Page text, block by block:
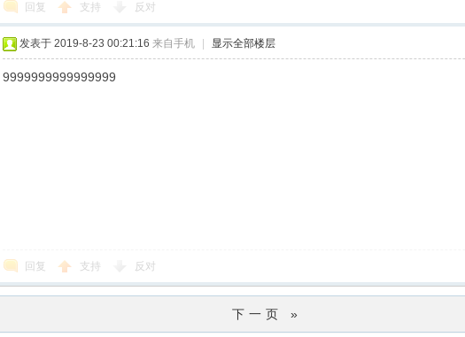
回复 支持 反对
发表于 2019-8-23 00:21:16 来自手机 显示全部楼层
9999999999999999
回复 支持 反对
下一页 »